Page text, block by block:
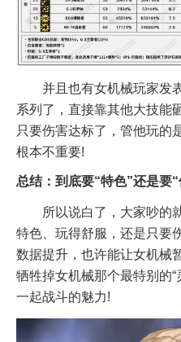
并且也有女机械玩家发
系列了，直接靠其他大技能
只要伤害达标了，管他玩的
根本不重要!
总结：到底要“特色”还是要
所以说白了，大家吵的
特色、玩得舒服，还是只要
数据提升，也许能让女机械
牺牲掉女机械那个最特别的
一起战斗的魅力!